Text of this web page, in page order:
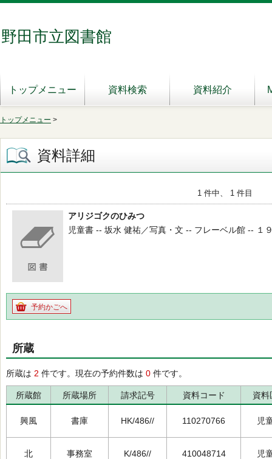
野田市立図書館
トップメニュー 資料検索 資料紹介
トップメニュー >
資料詳細
1 件中、 1 件目
アリジゴクのひみつ
児童書 -- 坂水 健祐／写真・文 -- フレーベル館 -- １
予約かごへ
所蔵
所蔵は 2 件です。現在の予約件数は 0 件です。
所蔵館 所蔵場所 請求記号 資料コード 資料
興風 書庫 HK/486// 110270766 児
北 事務室 K/486// 410048714 児